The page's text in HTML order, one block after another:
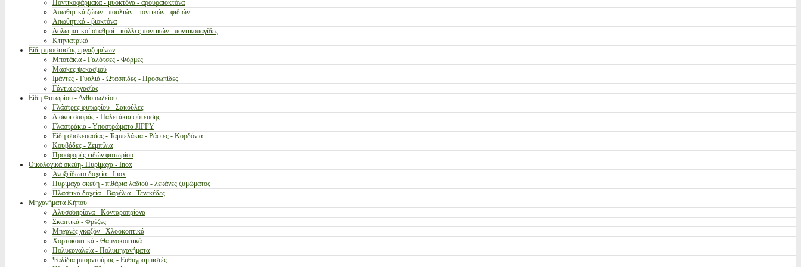
Ποντικοφάρμακα - μυοκτόνα - αρουραιοκτόνα
Απωθητικά ζώων - πουλιών - ποντικών - φιδιών
Απωθητικά - βιοκτόνα
Δολωματικοί σταθμοί - κόλλες ποντικών - ποντικοπαγίδες
Κτηνιατρικά
Είδη προστασίας εργαζομένων
Μποτάκια - Γαλότσες - Φόρμες
Μάσκες ψεκασμού
Ιμάντες - Γυαλιά - Ωτασπίδες - Προσωπίδες
Γάντια εργασίας
Είδη Φυτωρίου - Ανθοπωλείου
Γλάστρες φυτωρίου - Σακούλες
Δίσκοι σποράς - Παλετάκια φύτευσης
Γλαστράκια - Υποστρώματα JIFFY
Είδη συσκευασίας - Ταμπελάκια - Ράφιες - Κορδόνια
Κουβάδες - Ζεμπίλια
Προσφορές ειδών φυτωρίου
Οικολογικά σκεύη- Πυρίμαχα - Inox
Ανοξείδωτα δοχεία - Inox
Πυρίμαχα σκεύη - πιθάρια λαδιού - λεκάνες ζυμώματος
Πλαστικά δοχεία - Βαρέλια - Τενεκέδες
Μηχανήματα Κήπου
Αλυσσοπρίονα - Κονταροπρίονα
Σκαπτικά - Φρέζες
Μηχανές γκαζόν - Χλοοκοπτικά
Χορτοκοπτικά - Θαμνοκοπτικά
Πολυεργαλεία - Πολυμηχανήματα
Ψαλίδια μπορντούρας - Ευθυγραμμιστές